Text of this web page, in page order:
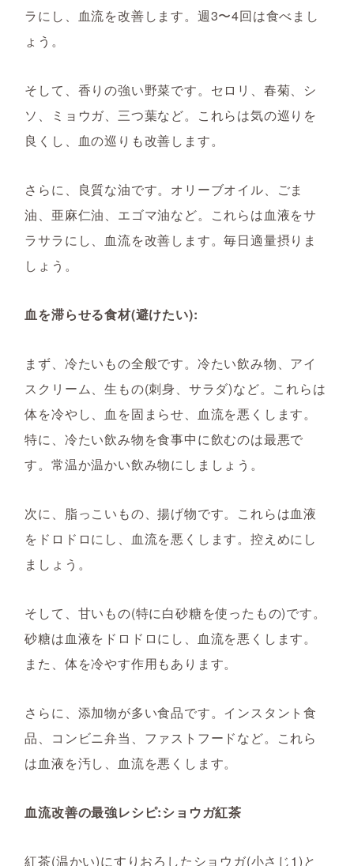
ラにし、血流を改善します。週3〜4回は食べまし
ょう。
そして、香りの強い野菜です。セロリ、春菊、シ
ソ、ミョウガ、三つ葉など。これらは気の巡りを
良くし、血の巡りも改善します。
さらに、良質な油です。オリーブオイル、ごま
油、亜麻仁油、エゴマ油など。これらは血液をサ
ラサラにし、血流を改善します。毎日適量摂りま
しょう。
血を滞らせる食材(避けたい):
まず、冷たいもの全般です。冷たい飲み物、アイ
スクリーム、生もの(刺身、サラダ)など。これらは
体を冷やし、血を固まらせ、血流を悪くします。
特に、冷たい飲み物を食事中に飲むのは最悪で
す。常温か温かい飲み物にしましょう。
次に、脂っこいもの、揚げ物です。これらは血液
をドロドロにし、血流を悪くします。控えめにし
ましょう。
そして、甘いもの(特に白砂糖を使ったもの)です。
砂糖は血液をドロドロにし、血流を悪くします。
また、体を冷やす作用もあります。
さらに、添加物が多い食品です。インスタント食
品、コンビニ弁当、ファストフードなど。これら
は血液を汚し、血流を悪くします。
血流改善の最強レシピ:ショウガ紅茶
紅茶(温かい)にすりおろしたショウガ(小さじ1)と